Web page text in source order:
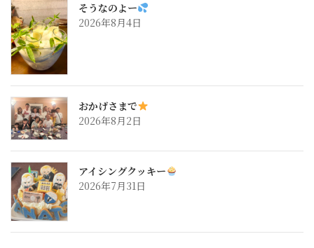
そうなのよー
2026年8月4日
おかげさまで
2026年8月2日
アイシングクッキー
2026年7月31日